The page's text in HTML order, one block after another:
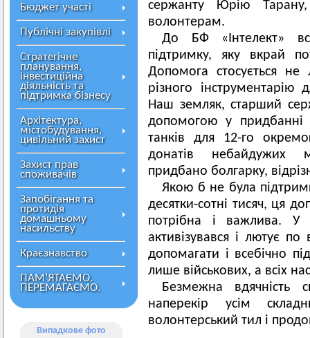
Бюджет участі
Публічні закупівлі
Стратегічне
планування,
інвестиційна
діяльність та
підтримка бізнесу
Архітектура,
містобудування,
цивільний захист
Захист прав
споживачів
Запобігання та
протидія
домашньому
насильству
Краєзнавство
ПАМ’ЯТАЄМО.
ПЕРЕМАГАЄМО.
Випадкове фото
сержанту Юрію
волонтерам.
До БФ «Інтелект»
підтримку, яку вкрай
Допомога стосується
різного
Наш земляк, старший
допомогою у придбанні
танків для 12-го
донатів небайдужих
придбано болгарку,
Якою б не була
десятки-сотні тисяч, ця
потрібна і важлива. У
активізувався і лютує
допомагати і всебічно
лише військових, а всіх
Безмежна вдячність
наперекір усім
волонтерський тил і